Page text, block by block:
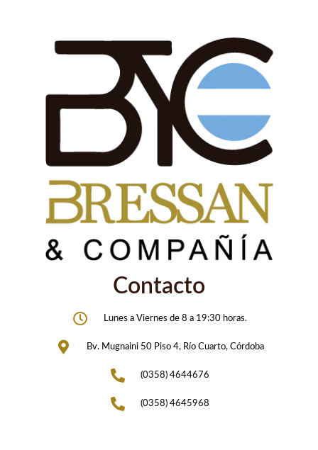
Contacto
Lunes a Viernes de 8 a 19:30 horas.
Bv. Mugnaini 50 Piso 4, Río Cuarto, Córdoba
(0358) 4644676
(0358) 4645968